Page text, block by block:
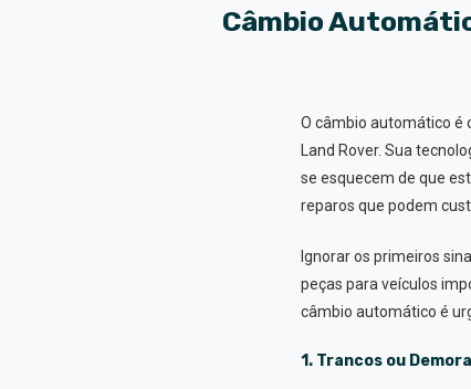
Câmbio
O câmbio automático é
Land Rover. Sua
se esquecem de que
reparos que podem
Ignorar os primeiros
peças para veículos
câmbio automático é
1. Trancos ou